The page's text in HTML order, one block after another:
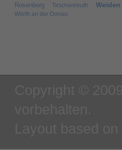
Rosenberg
Tirschenreuth Weiden
Wörth an der Donau